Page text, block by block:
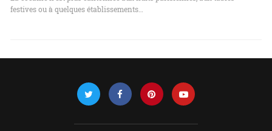
festives ou à quelques établissements…